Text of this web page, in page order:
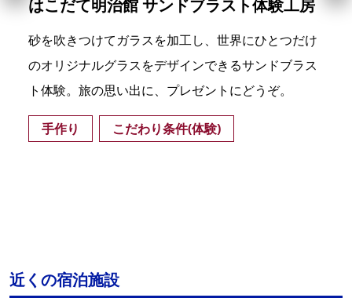
はこだて明治館 サンドブラスト体験工房
砂を吹きつけてガラスを加工し、世界にひとつだけ
のオリジナルグラスをデザインできるサンドブラス
ト体験。旅の思い出に、プレゼントにどうぞ。
手作り こだわり条件(体験)
近くの宿泊施設